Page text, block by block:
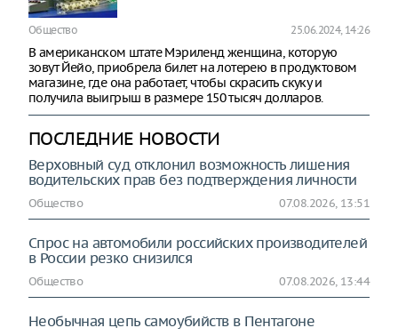
Общество 25.06.2024, 14:26
В американском штате Мэриленд женщина, которую
зовут Йейо, приобрела билет на лотерею в продуктовом
магазине, где она работает, чтобы скрасить скуку и
получила выигрыш в размере 150 тысяч долларов.
ПОСЛЕДНИЕ НОВОСТИ
Верховный суд отклонил возможность лишения
водительских прав без подтверждения личности
Общество 07.08.2026, 13:51
Спрос на автомобили российских производителей
в России резко снизился
Общество 07.08.2026, 13:44
Необычная цепь самоубийств в Пентагоне